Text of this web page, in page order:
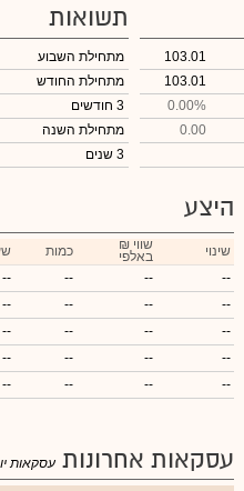
103.01
103.01
0.00%
0.00
תשואות
מתחילת השבוע
מתחילת החודש
3 חודשים
מתחילת השנה
3 שנים
היצע
שינוי ₪ שווי
באלפי כמות
--
--
--
--
--
--
--
--
--
--
--
--
--
--
--
--
--
--
--
--
עסקאות אחרונות עסקאות